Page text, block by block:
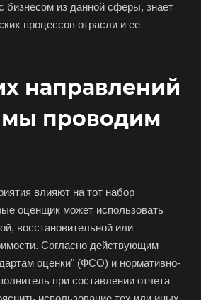
бизнесом из данной сферы, знает
процессов отрасли и ее
направлений
мы проводим
влияют на тот набор
оценщик может использовать
восстановительной или
Согласно действующим
оценки" (ФСО) и нормативно-
при составлении отчета
город